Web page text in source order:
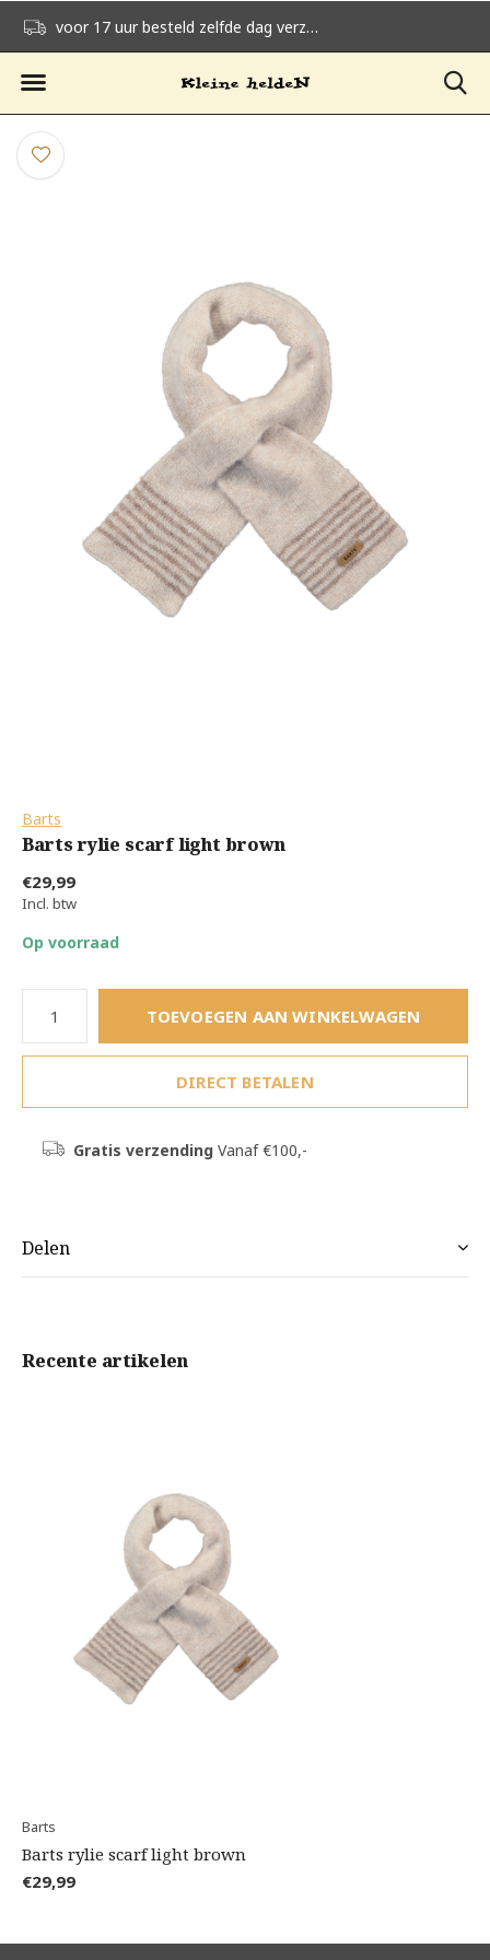
voor 17 uur besteld zelfde dag verzonden
Barts
Barts rylie scarf light brown
€29,99
Incl. btw
Op voorraad
TOEVOEGEN AAN WINKELWAGEN
DIRECT BETALEN
Gratis verzendingVanaf €100,-
Delen
Recente artikelen
Barts
Barts rylie scarf light brown
€29,99